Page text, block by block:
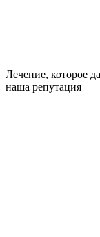
Лечение, которое
наша репутация